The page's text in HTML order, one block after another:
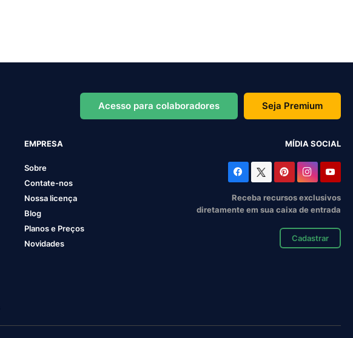
Acesso para colaboradores Seja Premium
EMPRESA
Sobre
Contate-nos
Nossa licença
Blog
Planos e Preços
Novidades
MÍDIA SOCIAL
Receba recursos exclusivos
diretamente em sua caixa de entrada
Cadastrar